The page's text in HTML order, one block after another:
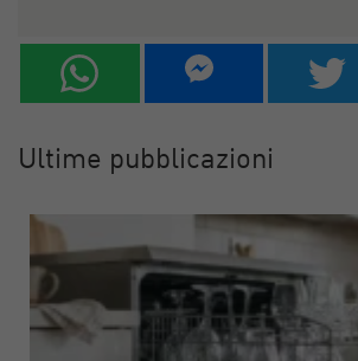
Ultime pubblicazioni